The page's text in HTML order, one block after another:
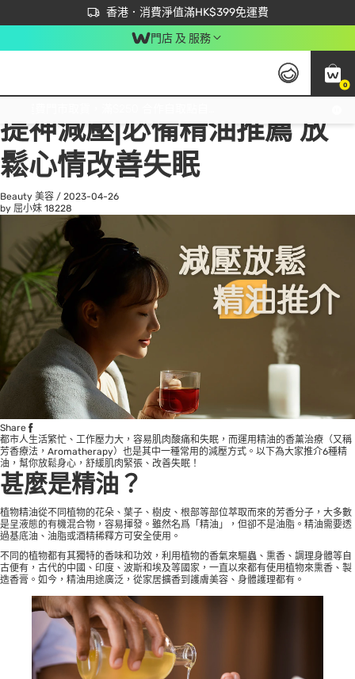
香港．消費淨值滿HK$399免運費
立即成為易賞錢會員盡享獨家優惠
首次APP下單買滿$450 輸入 NEWAPP 即減$50
門店 及 服務
0
All
提神減壓|必備精油推薦 放
鬆心情改善失眠
Beauty 美容 / 2023-04-26
by 屈小妹 18228
Share
都市人生活繁忙、工作壓力大，容易肌肉酸痛和失眠，而運用精油的香薰治療（又稱
芳香療法，Aromatherapy）也是其中一種常用的減壓方式。以下為大家推介6種精
油，幫你放鬆身心，舒緩肌肉緊張、改善失眠！
甚麼是精油？
植物精油從不同植物的花朵、葉子、樹皮、根部等部位萃取而來的芳香分子，大多數
是呈液態的有機混合物，容易揮發。雖然名爲「精油」，但卻不是油脂。精油需要透
過基底油、油脂或酒精稀釋方可安全使用。
不同的植物都有其獨特的香味和功效，利用植物的香氣來驅蟲、熏香、調理身體等自
古便有，古代的中國、印度、波斯和埃及等國家，一直以來都有使用植物來熏香、製
造香膏。如今，精油用途廣泛，從家居擴香到護膚美容、身體護理都有。